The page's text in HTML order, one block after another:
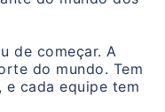
de começar. A
do mundo. Tem
e cada equipe tem